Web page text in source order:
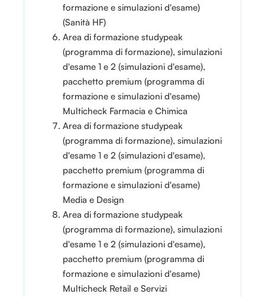
formazione e simulazioni d'esame)
(Sanità HF)
Area di formazione studypeak
(programma di formazione), simulazioni
d'esame 1 e 2 (simulazioni d'esame),
pacchetto premium (programma di
formazione e simulazioni d'esame)
Multicheck Farmacia e Chimica
Area di formazione studypeak
(programma di formazione), simulazioni
d'esame 1 e 2 (simulazioni d'esame),
pacchetto premium (programma di
formazione e simulazioni d'esame)
Media e Design
Area di formazione studypeak
(programma di formazione), simulazioni
d'esame 1 e 2 (simulazioni d'esame),
pacchetto premium (programma di
formazione e simulazioni d'esame)
Multicheck Retail e Servizi